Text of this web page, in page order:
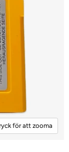
för att zooma